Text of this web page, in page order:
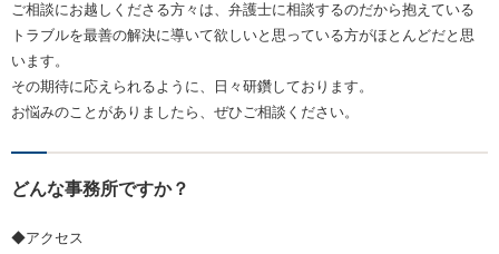
ご相談にお越しくださる方々は、弁護士に相談するのだから抱えている
トラブルを最善の解決に導いて欲しいと思っている方がほとんどだと思
います。
その期待に応えられるように、日々研鑽しております。
お悩みのことがありましたら、ぜひご相談ください。
どんな事務所ですか？
◆アクセス